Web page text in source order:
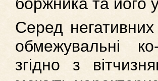
Серед
обмежувальні
згідно з